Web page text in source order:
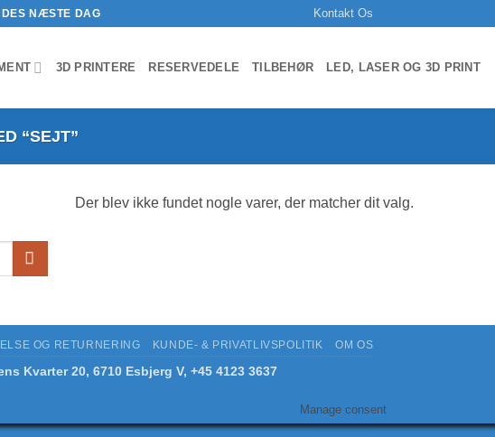
NÆSTE DAG Kontakt Os
3D PRINTERE RESERVEDELE TILBEHØR LED, LASER OG 3D PRINT
“SEJT”
Der blev ikke fundet nogle varer, der matcher dit valg.
OG RETURNERING KUNDE- & PRIVATLIVSPOLITIK OM OS
Kvarter 20, 6710 Esbjerg V, +45 4123 3637
Manage consent